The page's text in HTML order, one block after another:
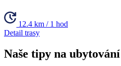
12.4 km / 1 hod
Detail trasy
Naše tipy na ubytování